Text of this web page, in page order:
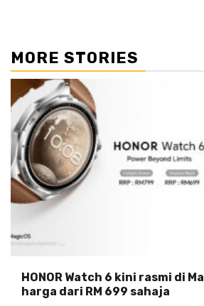
MORE STORIES
HONOR Watch 6 kini rasmi di
harga dari RM 699 sahaja